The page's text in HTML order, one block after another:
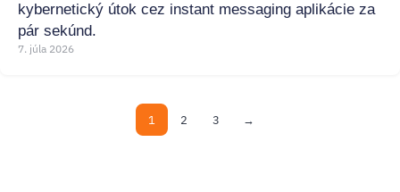
kybernetický útok cez instant messaging aplikácie za
pár sekúnd.
7. júla 2026
1 2 3 →